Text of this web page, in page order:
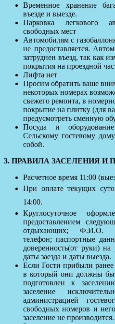
Временное хранение
въезде и выезде.
Парковка легкового
свободных мест
Автомобилям с
не предоставляется.
затруднен въезд, так как
покрытия на проездной
Лифта нет
Просим обратить ваше
некоторых номерах
свежего ремонта, в
покрытие на плитку (для
предусмотреть сменную
Посуда и
Сельскому гостевому
собой.
3. ПРАВИЛА ЗАСЕЛЕНИЯ И
Расчетное время 11:00
При оплате текущих
14:00.
Круглосуточное
предоставлением
отдыхающих; Ф.И.О.
телефон; паспортные
доверенность(от руки)
даты заезда и даты выезда.
Если Гости прибыли
в который они должны
подготовлен к
заселение
администрацией
свободных номеров и
заселение не производится.